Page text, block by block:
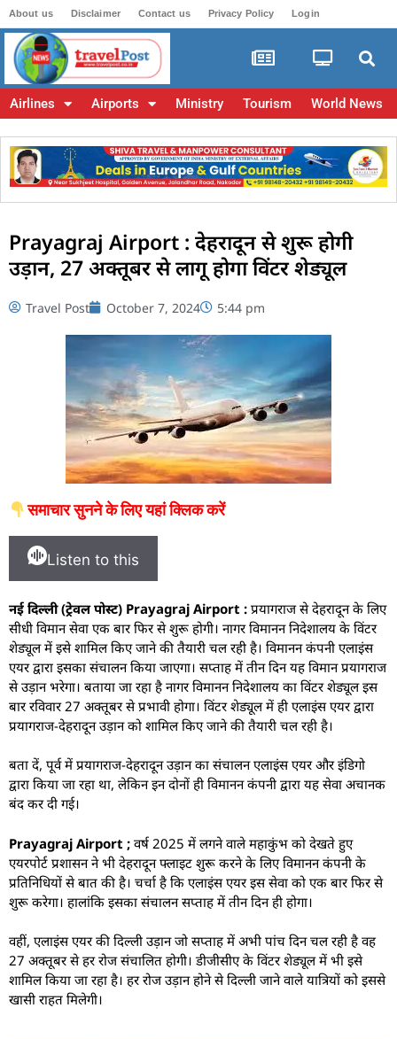
About us Disclaimer Contact us Privacy Policy Login
Airlines Airports Ministry Tourism World News
Prayagraj Airport : देहरादून से शुरू होगी
उड़ान, 27 अक्तूबर से लागू होगा विंटर शेड्यूल
Travel Post October 7, 2024 5:44 pm
समाचार सुनने के लिए यहां क्लिक करें
Listen to this
नई दिल्ली (ट्रेवल पोस्ट) Prayagraj Airport : प्रयागराज से देहरादून के लिए
सीधी विमान सेवा एक बार फिर से शुरू होगी। नागर विमानन निदेशालय के विंटर
शेड्यूल में इसे शामिल किए जाने की तैयारी चल रही है। विमानन कंपनी एलाइंस
एयर द्वारा इसका संचालन किया जाएगा। सप्ताह में तीन दिन यह विमान प्रयागराज
से उड़ान भरेगा। बताया जा रहा है नागर विमानन निदेशालय का विंटर शेड्यूल इस
बार रविवार 27 अक्तूबर से प्रभावी होगा। विंटर शेड्यूल में ही एलाइंस एयर द्वारा
प्रयागराज-देहरादून उड़ान को शामिल किए जाने की तैयारी चल रही है।
बता दें, पूर्व में प्रयागराज-देहरादून उड़ान का संचालन एलाइंस एयर और इंडिगो
द्वारा किया जा रहा था, लेकिन इन दोनों ही विमानन कंपनी द्वारा यह सेवा अचानक
बंद कर दी गई।
Prayagraj Airport ; वर्ष 2025 में लगने वाले महाकुंभ को देखते हुए
एयरपोर्ट प्रशासन ने भी देहरादून फ्लाइट शुरू करने के लिए विमानन कंपनी के
प्रतिनिधियों से बात की है। चर्चा है कि एलाइंस एयर इस सेवा को एक बार फिर से
शुरू करेगा। हालांकि इसका संचालन सप्ताह में तीन दिन ही होगा।
वहीं, एलाइंस एयर की दिल्ली उड़ान जो सप्ताह में अभी पांच दिन चल रही है वह
27 अक्तूबर से हर रोज संचालित होगी। डीजीसीए के विंटर शेड्यूल में भी इसे
शामिल किया जा रहा है। हर रोज उड़ान होने से दिल्ली जाने वाले यात्रियों को इससे
खासी राहत मिलेगी।